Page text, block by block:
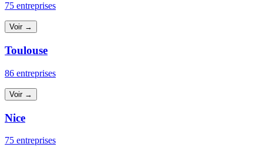
75 entreprises
Voir →
Toulouse
86 entreprises
Voir →
Nice
75 entreprises